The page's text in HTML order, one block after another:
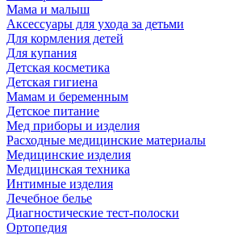
Мама и малыш
Аксессуары для ухода за детьми
Для кормления детей
Для купания
Детская косметика
Детская гигиена
Мамам и беременным
Детское питание
Мед приборы и изделия
Расходные медицинские материалы
Медицинские изделия
Медицинская техника
Интимные изделия
Лечебное белье
Диагностические тест-полоски
Ортопедия